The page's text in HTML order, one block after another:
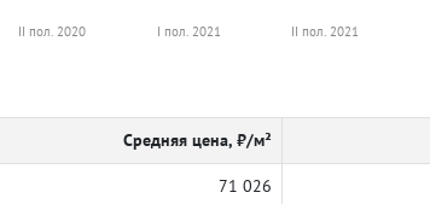
II пол. 2020 I пол. 2021 II пол. 2021
Средняя цена, ₽/м²
71 026